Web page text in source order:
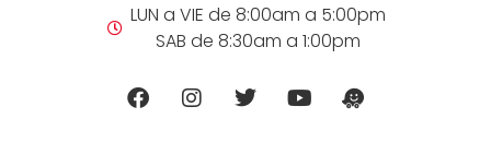
LUN a VIE de 8:00am a 5:00pm
SAB de 8:30am a 1:00pm